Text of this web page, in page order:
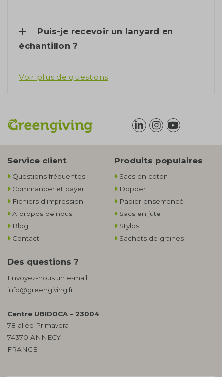
Puis-je recevoir un lanyard en
échantillon ?
Voir plus de questions
Service client
Questions fréquentes
Commander et payer
Fichiers d’impression
À propos de nous
Blog
Contact
Produits populaires
Sacs en coton
Dopper
Papier ensemencé
Sacs en jute
Stylos
Sachets de graines
Des questions ?
Envoyez-nous un e-mail :
info@greengiving.fr
Centre UBIDOCA – 23004
78 allée Primavera
74370 ANNECY
FRANCE